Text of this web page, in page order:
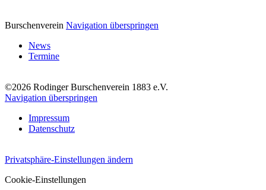
Burschenverein Navigation überspringen
News
Termine
©2026 Rodinger Burschenverein 1883 e.V.
Navigation überspringen
Impressum
Datenschutz
Privatsphäre-Einstellungen ändern
Cookie-Einstellungen